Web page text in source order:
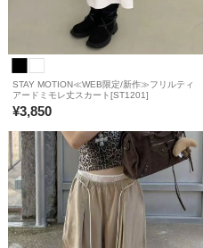
STAY MOTION≪WEB限定/新作≫フリルティ
アードミモレ丈スカート[ST1201]
¥3,850